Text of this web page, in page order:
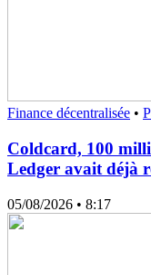
Finance décentralisée •
Coldcard, 100
Ledger avait déjà
05/08/2026 • 8:17